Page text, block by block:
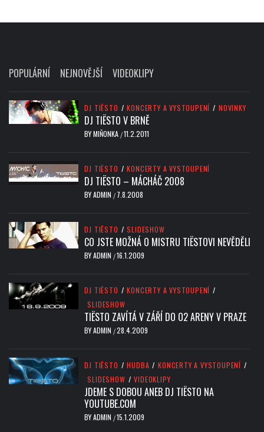
POPULÁRNÍ NEJNOVĚJŠÍ VIDEOKLIPY
DJ TIËSTO / KONCERTY A VYSTOUPENÍ / NOVINKY
DJ TIËSTO V BRNĚ
BYMIŇONKA /11.2.2011
DJ TIËSTO / KONCERTY A VYSTOUPENÍ
DJ TIËSTO – MÁCHÁČ 2008
BYADMIN / 7.8.2008
DJ TIËSTO / SLIDESHOW
CO JSTE MOŽNÁ O MISTRU TIËSTOVI NEVĚDĚLI
BYADMIN /16.1.2009
DJ TIËSTO / KONCERTY A VYSTOUPENÍ /
SLIDESHOW
TIËSTO ZAVÍTÁ V ZÁŘÍ DO O2 ARENY V PRAZE
BYADMIN /28.4.2009
DJ TIËSTO / HUDBA / KONCERTY A VYSTOUPENÍ /
SLIDESHOW / VIDEOKLIPY
JDEME S DOBOU ANEB DJ TIËSTO NA
YOUTUBE.COM
BYADMIN /15.1.2009